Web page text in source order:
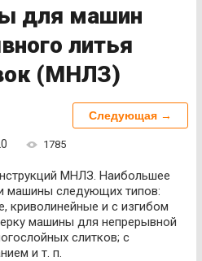
для машин
литья
(МНЛЗ)
Следующая →
1785
МНЛЗ. Наибольшее
машины следующих типов:
криволинейные и с изгибом
машины для непрерывной
слитков; с
и т. п.